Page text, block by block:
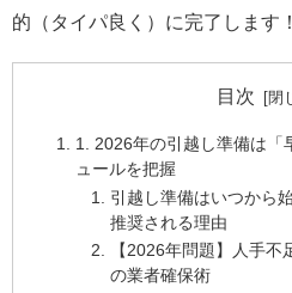
的（タイパ良く）に完了します！
目次
1. 2026年の引越し準備は「
ュールを把握
引越し準備はいつから
推奨される理由
【2026年問題】人手
の業者確保術